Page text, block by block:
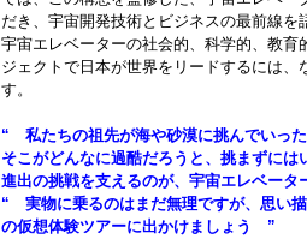
だき、宇宙開発技術とビジネスの最前線を
宇宙エレベーターの社会的、科学的、教
ジェクトで日本が世界をリードするには
す。
“ 私たちの祖先が海や砂漠に挑んでいっ
そこがどんなに過酷だろうと、挑まずに
進出の挑戦を支えるのが、宇宙エレベー
“ 実物に乗るのはまだ無理ですが、思い
の仮想体験ツアーに出かけましょう ”